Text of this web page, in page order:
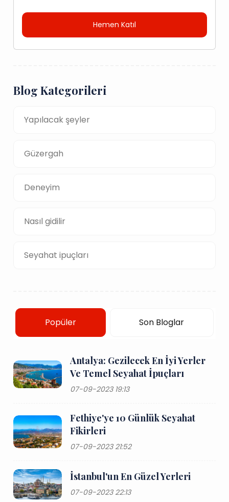
Hemen Katıl
Blog Kategorileri
Yapılacak şeyler
Güzergah
Deneyim
Nasıl gidilir
Seyahat ipuçları
Popüler Son Bloglar
Antalya: Gezilecek En İyi Yerler
Ve Temel Seyahat İpuçları
07-09-2023 19:13
Fethiye'ye 10 Günlük Seyahat
Fikirleri
07-09-2023 21:52
İstanbul'un En Güzel Yerleri
07-09-2023 22:13